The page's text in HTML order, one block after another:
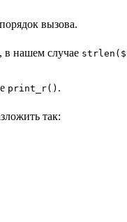
вызова.
в нашем случае
print_r() .
так: